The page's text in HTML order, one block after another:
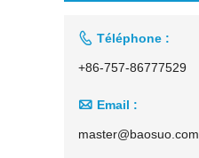
 Téléphone :
+86-757-86777529
 Email :
master@baosuo.com